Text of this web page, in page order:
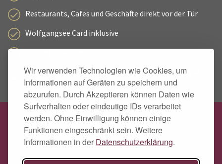
Wir verwenden Technologien wie Cookies, um
Informationen auf Geräten zu speichern und
abzurufen. Durch Akzeptieren können Daten wie
Surfverhalten oder eindeutige IDs verarbeitet
werden. Ohne Einwilligung können einige
Funktionen eingeschränkt sein. Weitere
Informationen in der Datenschutzerklärung.
Restaurants, Cafes und Geschäfte direkt vor der Tür
Wolfgangsee Card inklusive
Absperrbarer Fahrradraum mit Lademöglichkeit für E-
Bikes
Hotel Zimmerbräu
Familie Pöllmann
Markt 89
A 5360 St. Wolfgang